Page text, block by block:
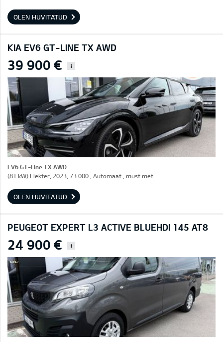
OLEN HUVITATUD
KIA EV6 GT-LINE TX AWD
39 900 € i
EV6 GT-Line TX AWD
(81 kW) Elekter, 2023, 73 000 , Automaat , must met.
OLEN HUVITATUD
PEUGEOT EXPERT L3 ACTIVE BLUEHDI 145 AT8
24 900 € i